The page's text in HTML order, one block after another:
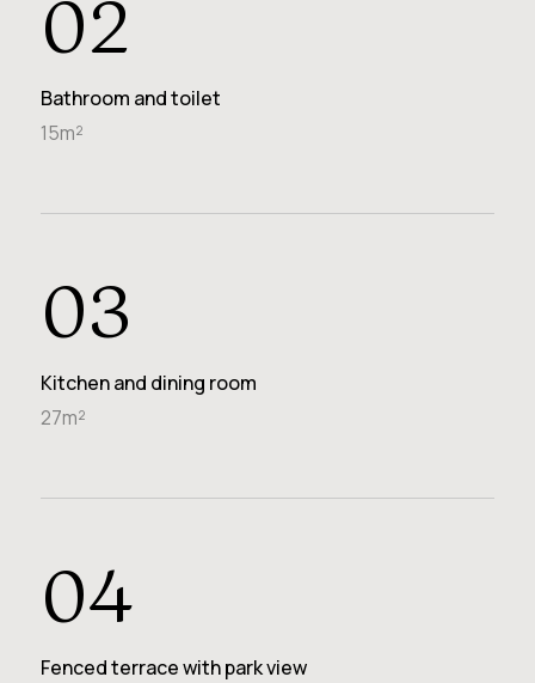
02
Bathroom and toilet
15m²
03
Kitchen and dining room
27m²
04
Fenced terrace with park view